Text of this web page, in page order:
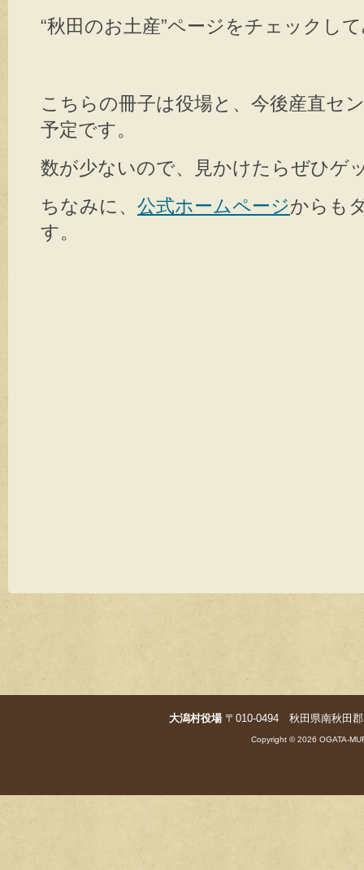
“秋田のお土産”ページをチェックし
こちらの冊子は役場と、今後産直セ
予定です。
数が少ないので、見かけたらぜひゲ
ちなみに、 公式ホームページからも
す。
大潟村役場〒010-0494 秋田県南秋田
Copyright © 2026 OGATA-